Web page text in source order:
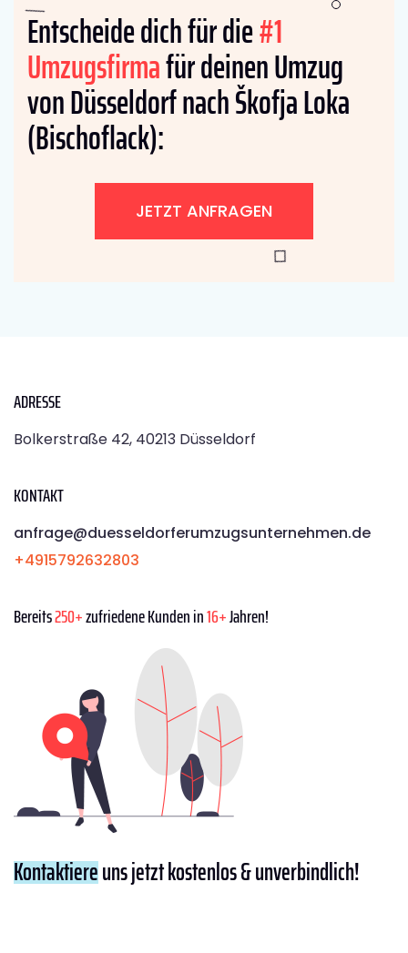
Entscheide dich für die#1
Umzugsfirmafür deinen Umzug
von Düsseldorf nach Škofja Loka
(Bischoflack):
JETZT ANFRAGEN
ADRESSE
Bolkerstraße 42, 40213 Düsseldorf
KONTAKT
anfrage@duesseldorferumzugsunternehmen.de
+4915792632803
Bereits250+zufriedene Kunden in16+Jahren!
Kontaktiereuns jetzt kostenlos & unverbindlich!